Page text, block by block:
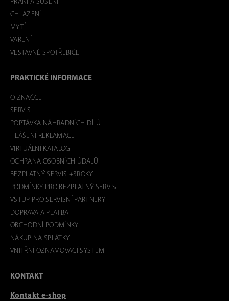
PRANÍ A SUŠENÍ
CHLAZENÍ
MYTÍ
VAŘENÍ
VESTAVNÉ SPOTŘEBIČE
PRAKTICKÉ INFORMACE
O ZNAČCE
SERVIS
POPTÁVKA NÁHRADNÍCH DÍLŮ
HLÁŠENÍ REKLAMACE
VIRTUÁLNÍ KATALOG
OCHRANA OSOBNÍCH ÚDAJŮ
BEZPLATNÝ SERVIS +3ROKY
PODMÍNKY PRO BEZPLATNÝ SERVIS
VSTUP PRO SERVISNÍ PARTNERY
DOPRAVA A PLATBA
OBCHODNÍ PODMÍNKY
NÁKUP NA SPLÁTKY
VNITŘNÍ OZNAMOVACÍ SYSTÉM
KONTAKT
Kontakt e-shop